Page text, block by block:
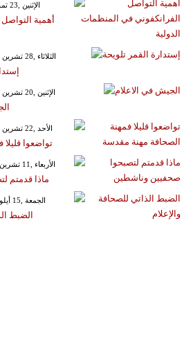
GMT 15:13 2018 الإثنين ,23 تموز / يوليو
أهمية
GMT 10:35 2017 الثلاثاء ,28 تشرين الثاني / نوفمبر
GMT 05:57 2017 الإثنين ,20 تشرين الثاني / نوفمبر
GMT 06:46 2017 الأحد ,22 تشرين الأول / أكتوبر
تواضعوا
GMT 06:22 2017 الأربعاء ,11 تشرين الأول / أكتوبر
ماذا قدمتم
GMT 17:49 2017 الجمعة ,15 أيلول / سبتمبر
الضبط